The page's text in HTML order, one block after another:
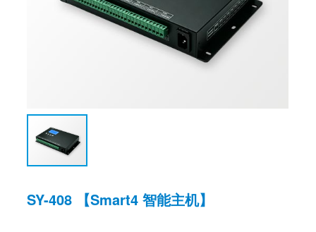
SY-408 【Smart4 智能主机】